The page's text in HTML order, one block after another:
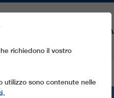
STAMPA
richiedono il vostro
utilizzo sono contenute nelle
.